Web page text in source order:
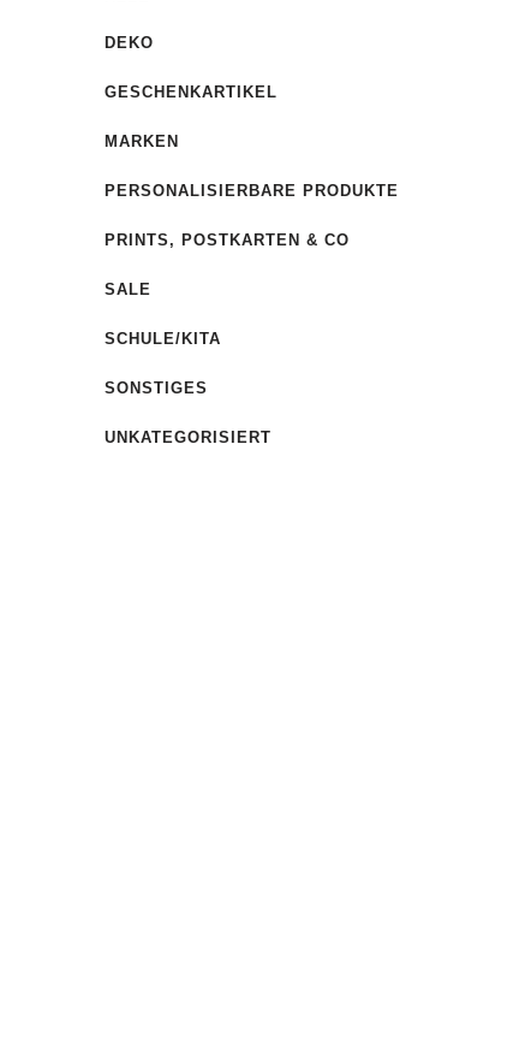
DEKO
GESCHENKARTIKEL
MARKEN
PERSONALISIERBARE PRODUKTE
PRINTS, POSTKARTEN & CO
SALE
SCHULE/KITA
SONSTIGES
UNKATEGORISIERT